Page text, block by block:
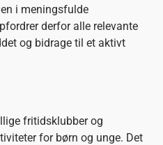
i meningsfulde
derfor alle relevante
og bidrage til et aktivt
fritidsklubber og
for børn og unge. Det